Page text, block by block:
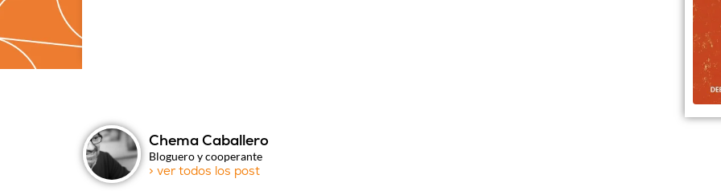
Chema Caballero
Bloguero y cooperante
> ver todos los post